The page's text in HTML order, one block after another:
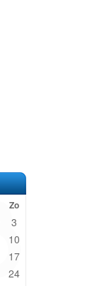
Zo
3
10
17
24